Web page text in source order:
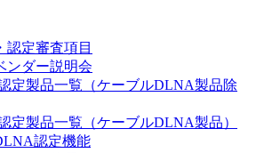
認定審査項目
ンダー説明会
定製品一覧（ケーブルDLNA製品除
定製品一覧（ケーブルDLNA製品）
認定機能